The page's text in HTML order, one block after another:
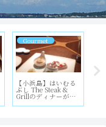
いむる
&
ーが最
Gourmet
【名護市】沖縄北部
でステーキが食べた
くなったらレストラ